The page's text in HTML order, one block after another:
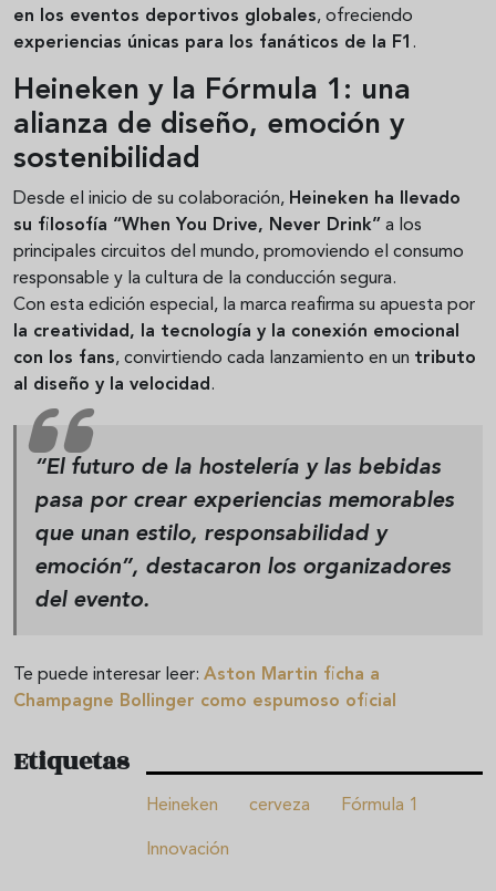
en los eventos deportivos globales, ofreciendo
experiencias únicas para los fanáticos de la F1 .
Heineken y la Fórmula 1: una
alianza de diseño, emoción y
sostenibilidad
Desde el inicio de su colaboración, Heineken ha llevado
su filosofía “When You Drive, Never Drink” a los
principales circuitos del mundo, promoviendo el consumo
responsable y la cultura de la conducción segura.
Con esta edición especial, la marca reafirma su apuesta por
la creatividad, la tecnología y la conexión emocional
con los fans, convirtiendo cada lanzamiento en un tributo
al diseño y la velocidad.
“El futuro de la hostelería y las bebidas
pasa por crear experiencias memorables
que unan estilo, responsabilidad y
emoción”, destacaron los organizadores
del evento.
Te puede interesar leer: Aston Martin ficha a
Champagne Bollinger como espumoso oficial
Etiquetas
Heineken cerveza Fórmula 1
Innovación